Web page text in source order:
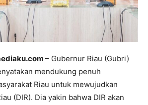
– Gubernur Riau (Gubri)
mendukung penuh
Riau untuk mewujudkan
(DIR). Dia yakin bahwa DIR akan